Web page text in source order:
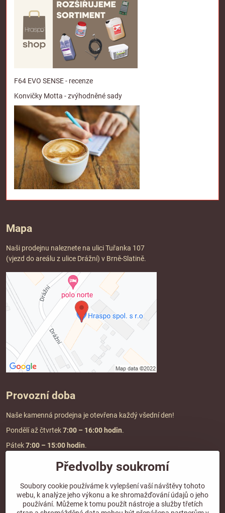
F64 EVO SENSE - recenze
Konvičky Motta - zvýhodněné sady
Mapa
Naši prodejnu naleznete na ulici Tuřanka 107
(vjezd do areálu z ulice Drážní) v Brně-Slatině.
Provozní doba
Naše kamenná prodejna je otevřena každý všední den!
Pondělí až čtvrtek7:00 – 16:00 hodin.
Pátek7:00 – 15:00 hodin.
Doprava a platba
DOPRAVA ZDARMA
při objednávce nad2000 Kč vč. DPH.
Předvolby soukromí
Soubory cookie používáme k vylepšení vaší návštěvy tohoto
webu, k analýze jeho výkonu a ke shromažďování údajů o jeho
používání. Můžeme k tomu použít nástroje a služby třetích